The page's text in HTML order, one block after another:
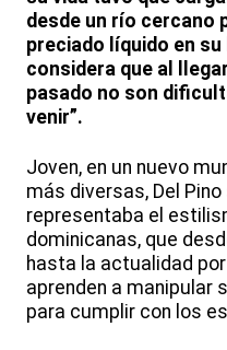
desde un río cercano
preciado líquido en
considera que al
pasado no son
venir”.
Joven, en un nuevo
más diversas, Del
representaba el
dominicanas, que
hasta la actualidad
aprenden a manipular
para cumplir con los